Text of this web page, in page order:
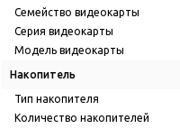
Семейство видеокарты
Серия видеокарты
Модель видеокарты
Накопитель
Тип накопителя
Количество накопителей